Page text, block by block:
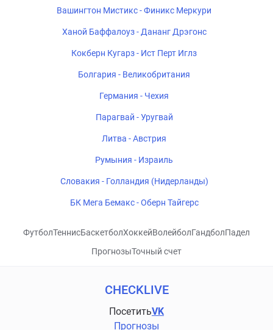
Вашингтон Мистикс - Финикс Меркури
Ханой Баффалоуз - Дананг Дрэгонс
Кокберн Кугарз - Ист Перт Иглз
Болгария - Великобритания
Германия - Чехия
Парагвай - Уругвай
Литва - Австрия
Румыния - Израиль
Словакия - Голландия (Нидерланды)
БК Мега Бемакс - Оберн Тайгерс
ФутболТеннисБаскетболХоккейВолейболГандболПадел
ПрогнозыТочный счет
CHECKLIVE
ПосетитьVK
Прогнозы